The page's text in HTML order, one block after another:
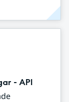
- API